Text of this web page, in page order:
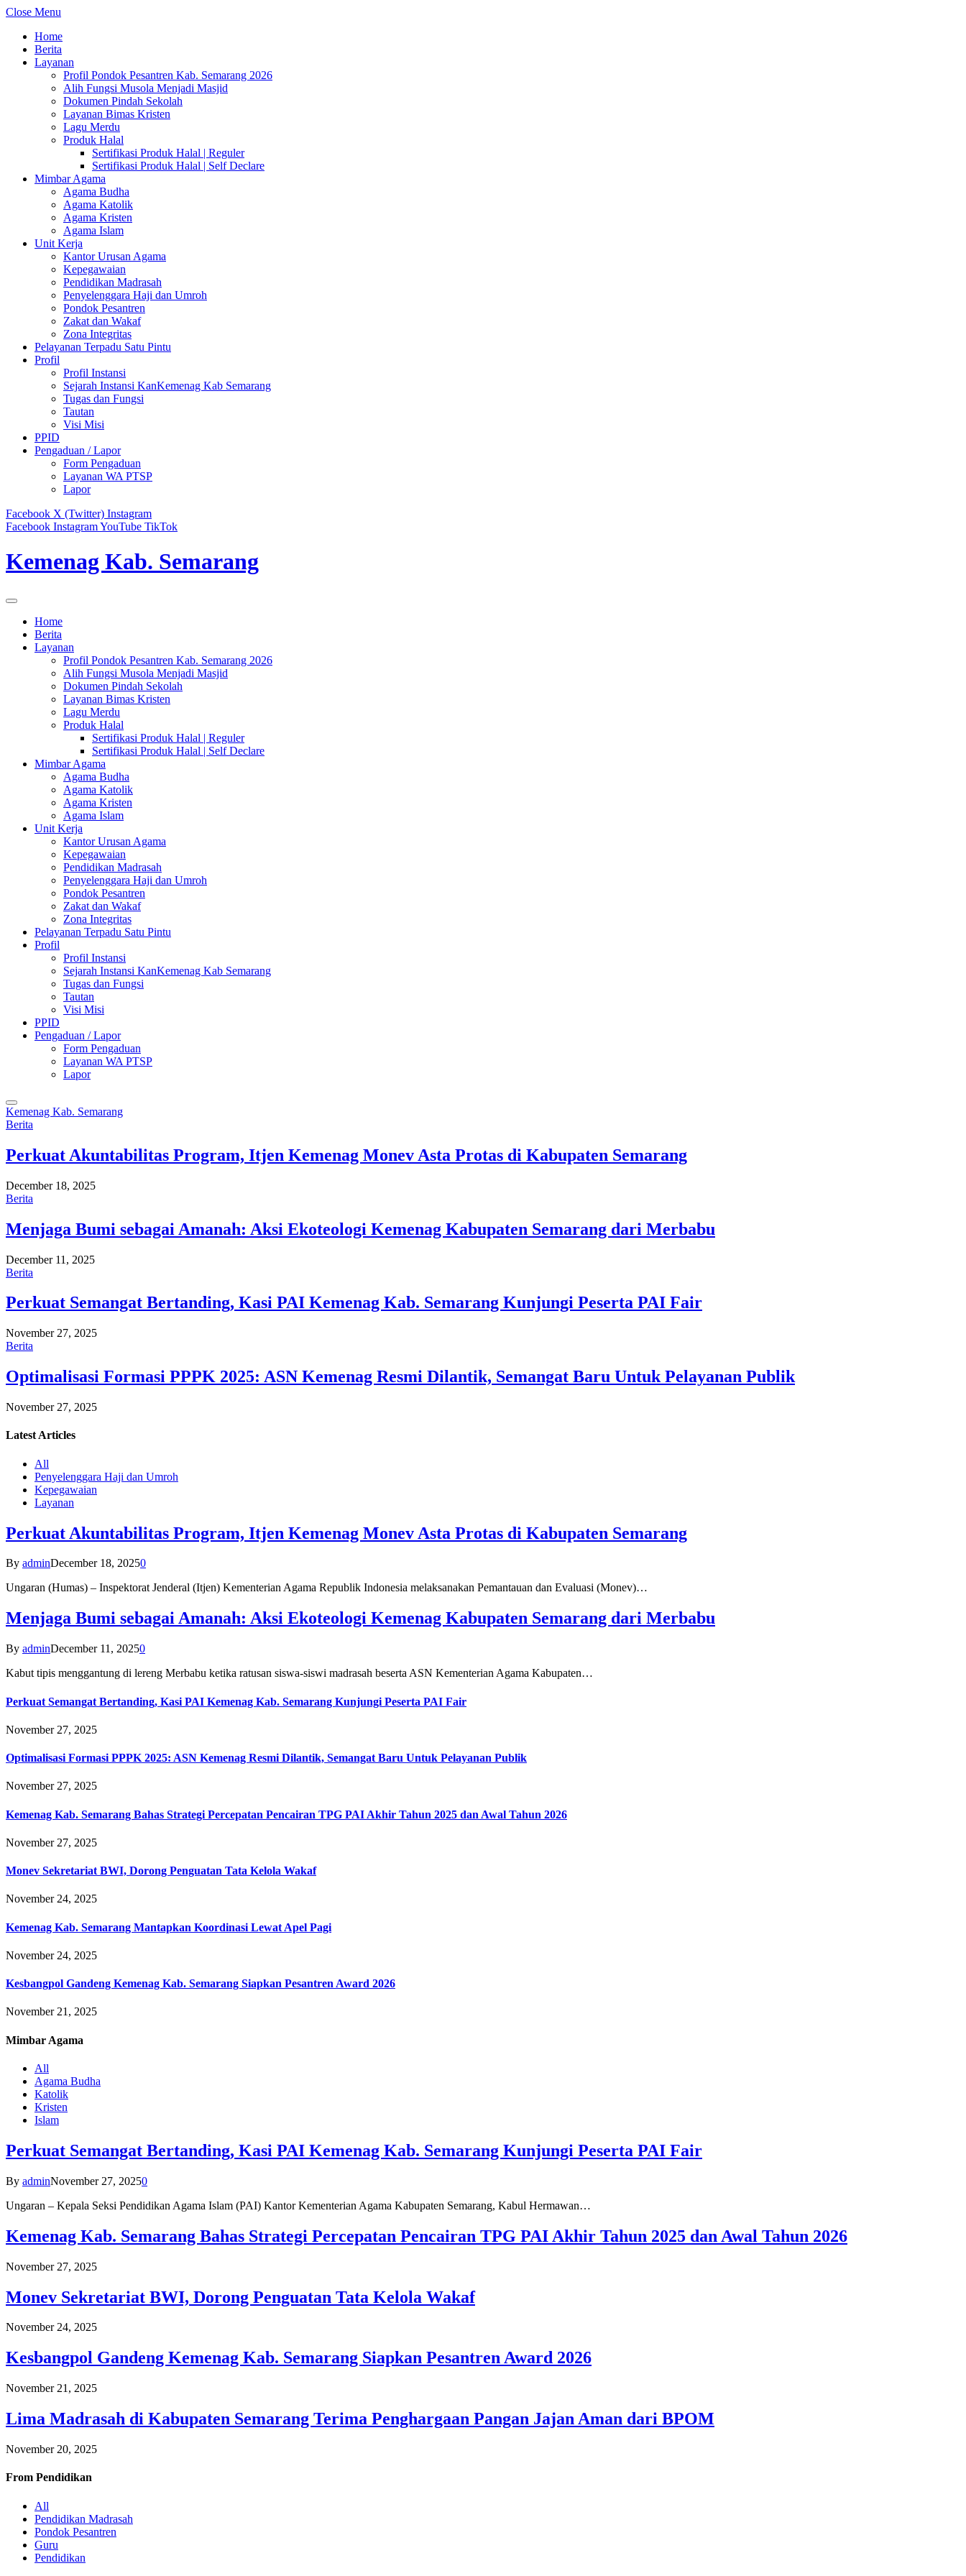
Close Menu
Home
Berita
Layanan
Profil Pondok Pesantren Kab. Semarang 2026
Alih Fungsi Musola Menjadi Masjid
Dokumen Pindah Sekolah
Layanan Bimas Kristen
Lagu Merdu
Produk Halal
Sertifikasi Produk Halal | Reguler
Sertifikasi Produk Halal | Self Declare
Mimbar Agama
Agama Budha
Agama Katolik
Agama Kristen
Agama Islam
Unit Kerja
Kantor Urusan Agama
Kepegawaian
Pendidikan Madrasah
Penyelenggara Haji dan Umroh
Pondok Pesantren
Zakat dan Wakaf
Zona Integritas
Pelayanan Terpadu Satu Pintu
Profil
Profil Instansi
Sejarah Instansi KanKemenag Kab Semarang
Tugas dan Fungsi
Tautan
Visi Misi
PPID
Pengaduan / Lapor
Form Pengaduan
Layanan WA PTSP
Lapor
Facebook X (Twitter) Instagram
Facebook InstagramYouTube TikTok
Kemenag Kab. Semarang
Home
Berita
Layanan
Profil Pondok Pesantren Kab. Semarang 2026
Alih Fungsi Musola Menjadi Masjid
Dokumen Pindah Sekolah
Layanan Bimas Kristen
Lagu Merdu
Produk Halal
Sertifikasi Produk Halal | Reguler
Sertifikasi Produk Halal | Self Declare
Mimbar Agama
Agama Budha
Agama Katolik
Agama Kristen
Agama Islam
Unit Kerja
Kantor Urusan Agama
Kepegawaian
Pendidikan Madrasah
Penyelenggara Haji dan Umroh
Pondok Pesantren
Zakat dan Wakaf
Zona Integritas
Pelayanan Terpadu Satu Pintu
Profil
Profil Instansi
Sejarah Instansi KanKemenag Kab Semarang
Tugas dan Fungsi
Tautan
Visi Misi
PPID
Pengaduan / Lapor
Form Pengaduan
Layanan WA PTSP
Lapor
Kemenag Kab. Semarang
Berita
Perkuat Akuntabilitas Program, Itjen Kemenag Monev Asta Protas di Kabupaten Semarang
December 18, 2025
Berita
Menjaga Bumi sebagai Amanah: Aksi Ekoteologi Kemenag Kabupaten Semarang dari Merbabu
December 11, 2025
Berita
Perkuat Semangat Bertanding, Kasi PAI Kemenag Kab. Semarang Kunjungi Peserta PAI Fair
November 27, 2025
Berita
Optimalisasi Formasi PPPK 2025: ASN Kemenag Resmi Dilantik, Semangat Baru Untuk Pelayanan Publik
November 27, 2025
Latest Articles
All
Penyelenggara Haji dan Umroh
Kepegawaian
Layanan
Perkuat Akuntabilitas Program, Itjen Kemenag Monev Asta Protas di Kabupaten Semarang
By adminDecember 18, 20250
Ungaran (Humas) – Inspektorat Jenderal (Itjen) Kementerian Agama Republik Indonesia melaksanakan Pemantauan dan Evaluasi (Monev)…
Menjaga Bumi sebagai Amanah: Aksi Ekoteologi Kemenag Kabupaten Semarang dari Merbabu
By adminDecember 11, 20250
Kabut tipis menggantung di lereng Merbabu ketika ratusan siswa-siswi madrasah beserta ASN Kementerian Agama Kabupaten…
Perkuat Semangat Bertanding, Kasi PAI Kemenag Kab. Semarang Kunjungi Peserta PAI Fair
November 27, 2025
Optimalisasi Formasi PPPK 2025: ASN Kemenag Resmi Dilantik, Semangat Baru Untuk Pelayanan Publik
November 27, 2025
Kemenag Kab. Semarang Bahas Strategi Percepatan Pencairan TPG PAI Akhir Tahun 2025 dan Awal Tahun 2026
November 27, 2025
Monev Sekretariat BWI, Dorong Penguatan Tata Kelola Wakaf
November 24, 2025
Kemenag Kab. Semarang Mantapkan Koordinasi Lewat Apel Pagi
November 24, 2025
Kesbangpol Gandeng Kemenag Kab. Semarang Siapkan Pesantren Award 2026
November 21, 2025
Mimbar Agama
All
Agama Budha
Katolik
Kristen
Islam
Perkuat Semangat Bertanding, Kasi PAI Kemenag Kab. Semarang Kunjungi Peserta PAI Fair
By adminNovember 27, 20250
Ungaran – Kepala Seksi Pendidikan Agama Islam (PAI) Kantor Kementerian Agama Kabupaten Semarang, Kabul Hermawan…
Kemenag Kab. Semarang Bahas Strategi Percepatan Pencairan TPG PAI Akhir Tahun 2025 dan Awal Tahun 2026
November 27, 2025
Monev Sekretariat BWI, Dorong Penguatan Tata Kelola Wakaf
November 24, 2025
Kesbangpol Gandeng Kemenag Kab. Semarang Siapkan Pesantren Award 2026
November 21, 2025
Lima Madrasah di Kabupaten Semarang Terima Penghargaan Pangan Jajan Aman dari BPOM
November 20, 2025
From Pendidikan
All
Pendidikan Madrasah
Pondok Pesantren
Guru
Pendidikan